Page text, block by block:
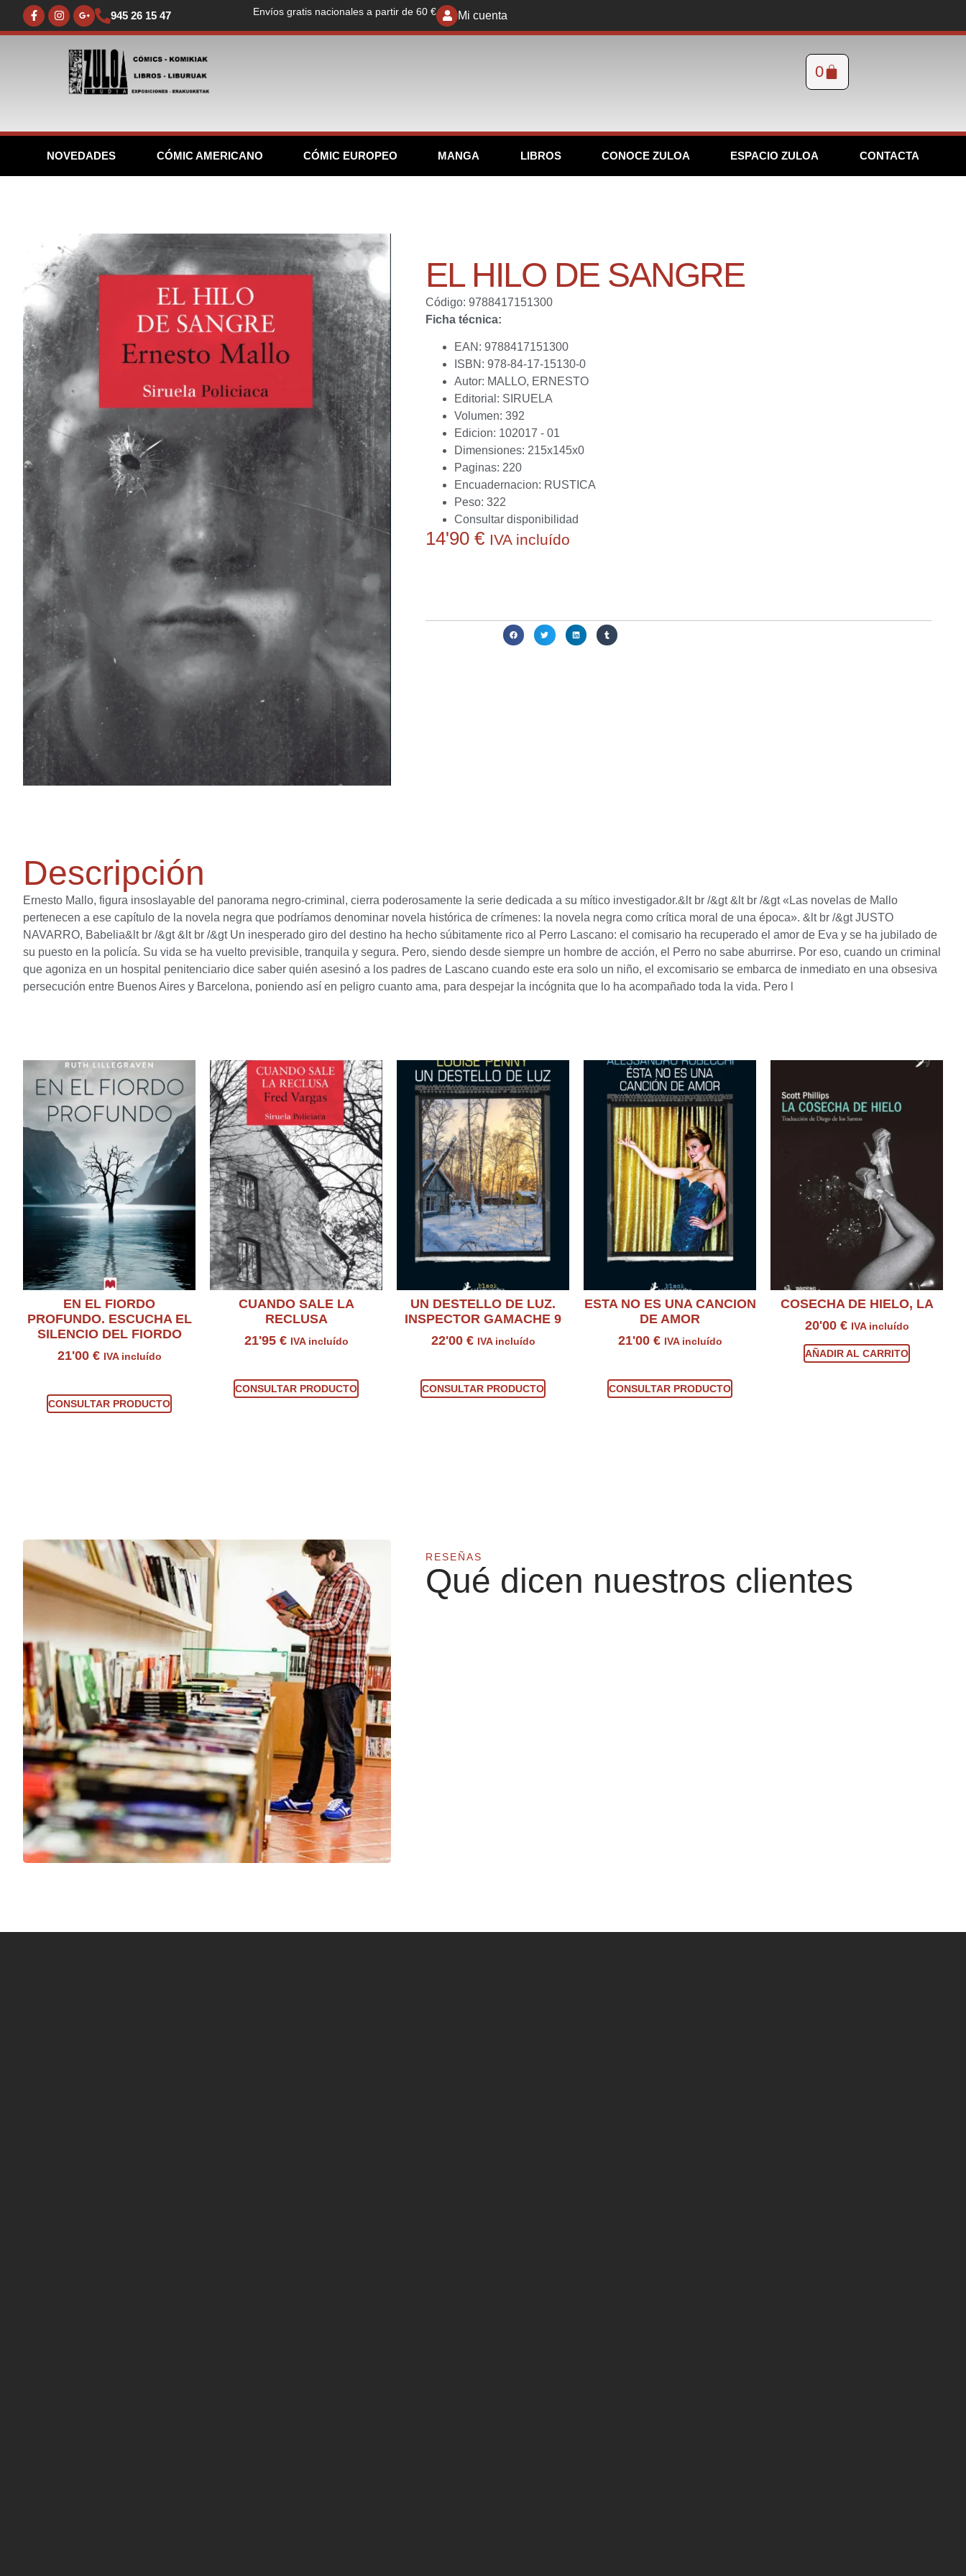
945 26 15 47 Envíos gratis nacionales a partir de 60 € Mi cuenta
0
NOVEDADES CÓMIC AMERICANO CÓMIC EUROPEO MANGA LIBROS CONOCE ZULOA ESPACIO ZULOA CONTACTA
EL HILO DE SANGRE
Código: 9788417151300
Ficha técnica:
EAN: 9788417151300
ISBN: 978-84-17-15130-0
Autor: MALLO, ERNESTO
Editorial: SIRUELA
Volumen: 392
Edicion: 102017 - 01
Dimensiones: 215x145x0
Paginas: 220
Encuadernacion: RUSTICA
Peso: 322
Consultar disponibilidad
14'90 € IVA incluído
Descripción
Ernesto Mallo, figura insoslayable del panorama negro-criminal, cierra poderosamente la serie dedicada a su mítico investigador.&lt br /&gt &lt br /&gt «Las novelas de Mallo
pertenecen a ese capítulo de la novela negra que podríamos denominar novela histórica de crímenes: la novela negra como crítica moral de una época». &lt br /&gt JUSTO
NAVARRO, Babelia&lt br /&gt &lt br /&gt Un inesperado giro del destino ha hecho súbitamente rico al Perro Lascano: el comisario ha recuperado el amor de Eva y se ha jubilado de
su puesto en la policía. Su vida se ha vuelto previsible, tranquila y segura. Pero, siendo desde siempre un hombre de acción, el Perro no sabe aburrirse. Por eso, cuando un criminal
que agoniza en un hospital penitenciario dice saber quién asesinó a los padres de Lascano cuando este era solo un niño, el excomisario se embarca de inmediato en una obsesiva
persecución entre Buenos Aires y Barcelona, poniendo así en peligro cuanto ama, para despejar la incógnita que lo ha acompañado toda la vida. Pero l
EN EL FIORDO
PROFUNDO. ESCUCHA EL
SILENCIO DEL FIORDO
21'00 € IVA incluído
CONSULTAR PRODUCTO
CUANDO SALE LA
RECLUSA
21'95 € IVA incluído
CONSULTAR PRODUCTO
UN DESTELLO DE LUZ.
INSPECTOR GAMACHE 9
22'00 € IVA incluído
CONSULTAR PRODUCTO
ESTA NO ES UNA CANCION
DE AMOR
21'00 € IVA incluído
CONSULTAR PRODUCTO
COSECHA DE HIELO, LA
20'00 € IVA incluído
AÑADIR AL CARRITO
RESEÑAS
Qué dicen nuestros clientes